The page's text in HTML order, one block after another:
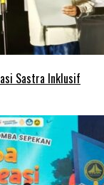
Sastra Inklusif